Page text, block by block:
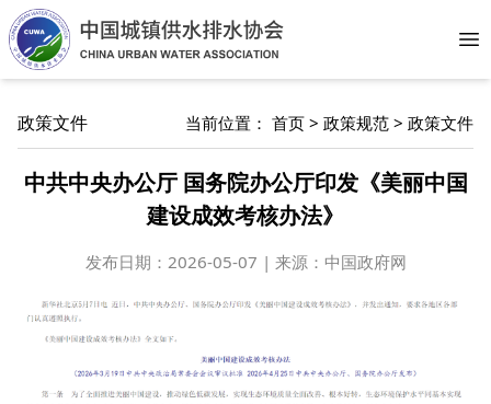
政策文件 当前位置： 首页 > 政策规范 > 政策文件
中共中央办公厅 国务院办公厅印发《美丽中国
建设成效考核办法》
发布日期： 2026-05-07 | 来源：中国政府网